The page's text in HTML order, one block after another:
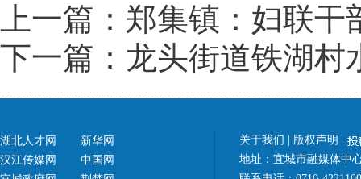
上一篇：郑集镇：妇联
下一篇：龙头街道铁湖村
湖北人才网
汉江传媒网
新华网
中国网
关于我们
版权声明
地址：宜城市融媒体中